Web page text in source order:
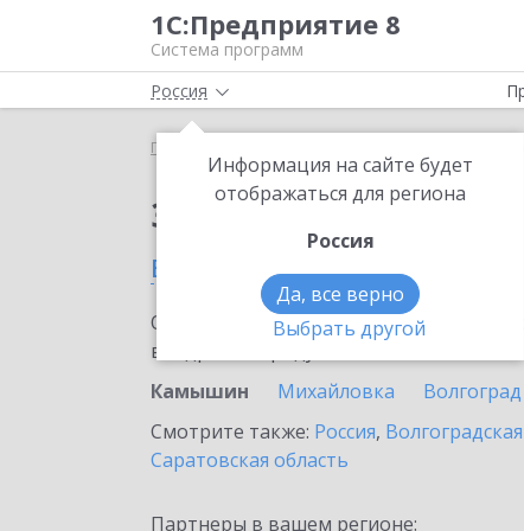
1С:Предприятие 8
Система программ
Россия
Информация на сайте будет
отображаться для региона
Россия
Да, все верно
Выбрать другой
Главная 1С-
Заказать 1С-Такском
в Камышине
Ознакомьтесь с информационными
внедрение продукта.
Камышин
Михайловка Волгоград
Смотрите также: Россия,
Саратовская область
Партнеры в вашем регионе: